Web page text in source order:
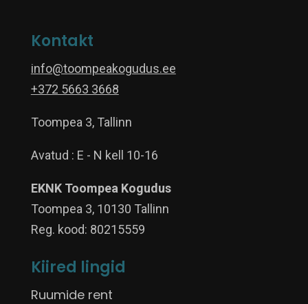
Kontakt
info@toompeakogudus.ee
+372 5663 3668
Toompea 3, Tallinn
Avatud : E - N kell 10-16
EKNK Toompea Kogudus
Toompea 3, 10130 Tallinn
Reg. kood: 80215559
Kiired lingid
Ruumide rent